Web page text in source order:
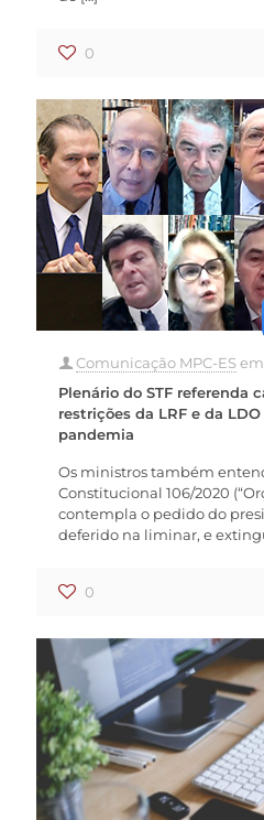
0
Comunicação MPC-ESem
Plenário do STF referenda
restrições da LRF e da
pandemia
Os ministros também
Constitucional 106/2020
contempla o pedido do
deferido na liminar, e
0